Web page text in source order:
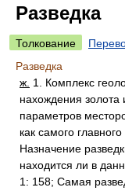
Разведка
Толкование
Разведка
ж. 1. Комплекс
нахождения
параметров
как самого
Назначение
находится ли в
1: 158; Самая